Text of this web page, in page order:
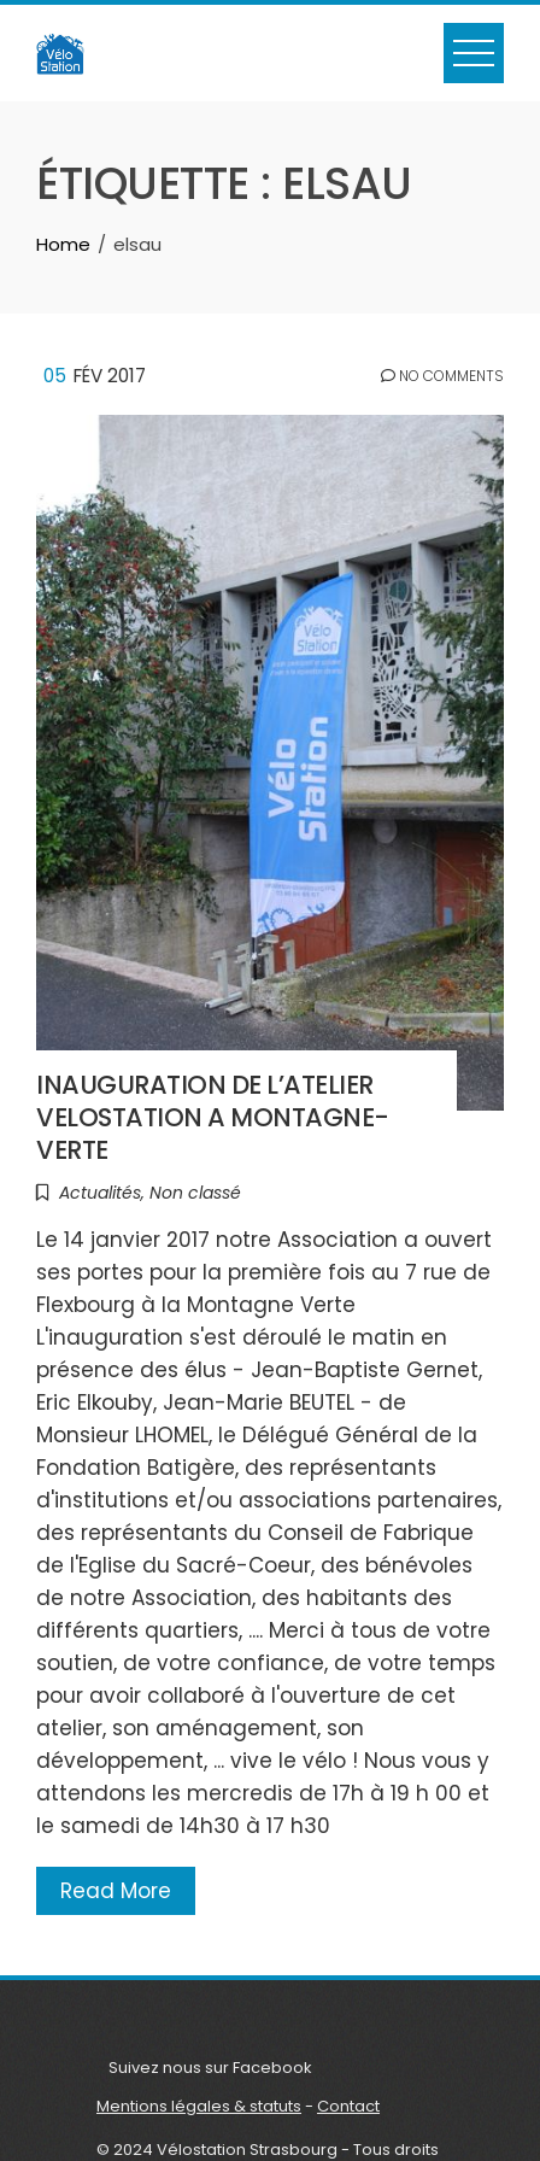
Skip
content
ÉTIQUETTE : ELSAU
Home elsau
05 FÉV 2017 NO COMMENTS
INAUGURATION DE L’ATELIER
VELOSTATION A MONTAGNE-
VERTE
Actualités, Non classé
Le 14 janvier 2017 notre Association a ouvert
ses portes pour la première fois au 7 rue de
Flexbourg à la Montagne Verte
L'inauguration s'est déroulé le matin en
présence des élus - Jean-Baptiste Gernet,
Eric Elkouby, Jean-Marie BEUTEL - de
Monsieur LHOMEL, le Délégué Général de la
Fondation Batigère, des représentants
d'institutions et/ou associations partenaires,
des représentants du Conseil de Fabrique
de l'Eglise du Sacré-Coeur, des bénévoles
de notre Association, des habitants des
différents quartiers, .... Merci à tous de votre
soutien, de votre confiance, de votre temps
pour avoir collaboré à l'ouverture de cet
atelier, son aménagement, son
développement, ... vive le vélo ! Nous vous y
attendons les mercredis de 17h à 19 h 00 et
le samedi de 14h30 à 17 h30
Read More
Suivez nous sur Facebook
Mentions légales & statuts - Contact
© 2024 Vélostation Strasbourg - Tous droits